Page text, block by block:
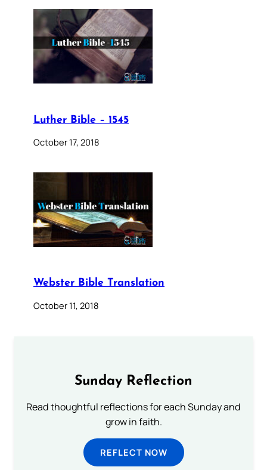
Luther Bible – 1545
October 17, 2018
Webster Bible Translation
October 11, 2018
Sunday Reflection
Read thoughtful reflections for each Sunday and
grow in faith.
REFLECT NOW